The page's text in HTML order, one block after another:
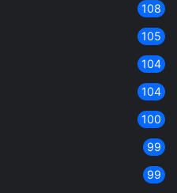
108
105
104
104
100
99
99